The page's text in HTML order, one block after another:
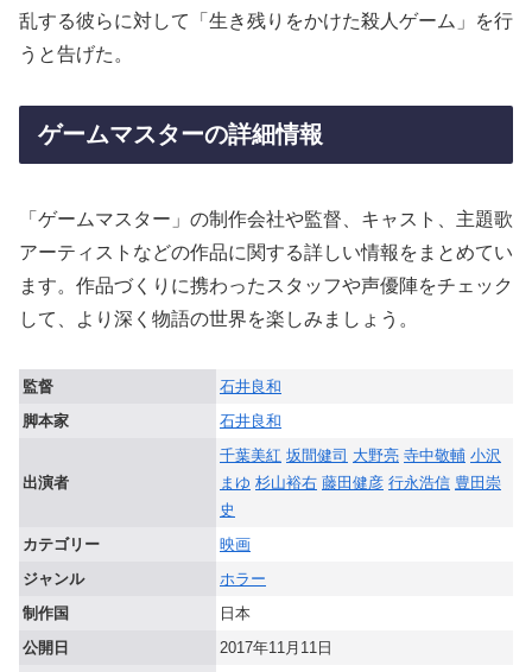
乱する彼らに対して「生き残りをかけた殺人ゲーム」を行
うと告げた。
ゲームマスターの詳細情報
「ゲームマスター」の制作会社や監督、キャスト、主題歌
アーティストなどの作品に関する詳しい情報をまとめてい
ます。作品づくりに携わったスタッフや声優陣をチェック
して、より深く物語の世界を楽しみましょう。
監督
石井良和
脚本家
石井良和
出演者
千葉美紅 坂間健司 大野亮 寺中敬輔 小沢
まゆ 杉山裕右 藤田健彦 行永浩信 豊田崇
史
カテゴリー
映画
ジャンル
ホラー
制作国
日本
公開日
2017年11月11日